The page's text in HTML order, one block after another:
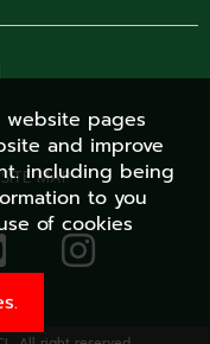
pages
and improve
including being
to you
of cookies
SITE MAP